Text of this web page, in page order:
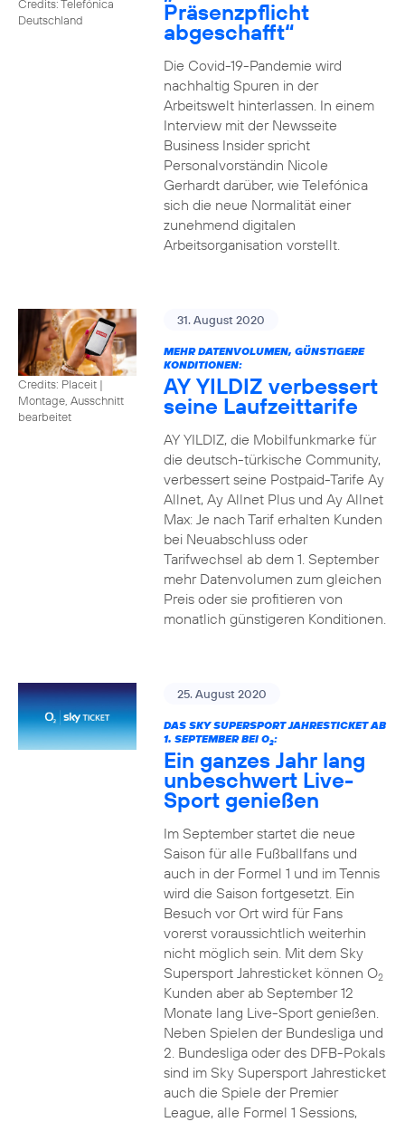
Credits: Telefónica
Deutschland
Präsenzpflicht
abgeschafft“
Die Covid-19-Pandemie wird
nachhaltig Spuren in der
Arbeitswelt hinterlassen. In einem
Interview mit der Newsseite
Business Insider spricht
Personalvorständin Nicole
Gerhardt darüber, wie Telefónica
sich die neue Normalität einer
zunehmend digitalen
Arbeitsorganisation vorstellt.
Credits: Placeit |
Montage, Ausschnitt
bearbeitet
31. August 2020
MEHR DATENVOLUMEN, GÜNSTIGERE
KONDITIONEN:
AY YILDIZ verbessert
seine Laufzeittarife
AY YILDIZ, die Mobilfunkmarke für
die deutsch-türkische Community,
verbessert seine Postpaid-Tarife Ay
Allnet, Ay Allnet Plus und Ay Allnet
Max: Je nach Tarif erhalten Kunden
bei Neuabschluss oder
Tarifwechsel ab dem 1. September
mehr Datenvolumen zum gleichen
Preis oder sie profitieren von
monatlich günstigeren Konditionen.
25. August 2020
DAS SKY SUPERSPORT JAHRESTICKET AB
1. SEPTEMBER BEI O2:
Ein ganzes Jahr lang
unbeschwert Live-
Sport genießen
Im September startet die neue
Saison für alle Fußballfans und
auch in der Formel 1 und im Tennis
wird die Saison fortgesetzt. Ein
Besuch vor Ort wird für Fans
vorerst voraussichtlich weiterhin
nicht möglich sein. Mit dem Sky
Supersport Jahresticket können O2
Kunden aber ab September 12
Monate lang Live-Sport genießen.
Neben Spielen der Bundesliga und
2. Bundesliga oder des DFB-Pokals
sind im Sky Supersport Jahresticket
auch die Spiele der Premier
League, alle Formel 1 Sessions,